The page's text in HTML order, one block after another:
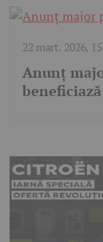
22 mart. 2026,
Anunț
beneficiază